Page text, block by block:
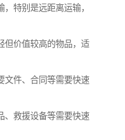
特别是远距离运输，
但价值较高的物品，适
文件、合同等需要快速
、救援设备等需要快速